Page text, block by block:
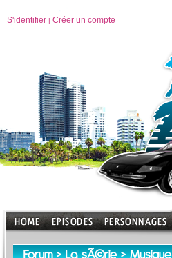
S'identifier | Créer un compte
Forum>La sÃ©rie>Musique